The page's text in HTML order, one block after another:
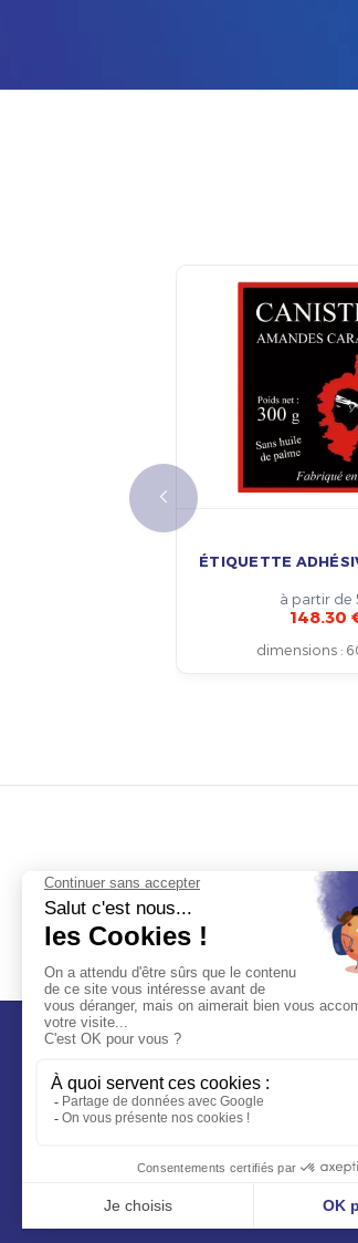
ÉTIQUETTE
à partir de
148.30
dimensions: